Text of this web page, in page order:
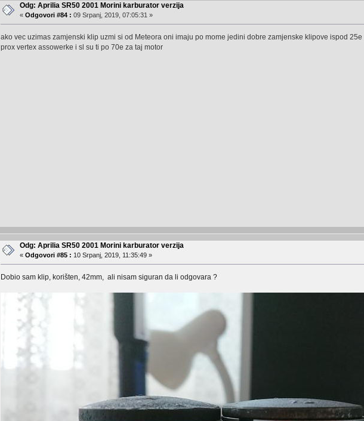
Odg: Aprilia SR50 2001 Morini karburator verzija
«Odgovori #84 : 09 Srpanj, 2019, 07:05:31 »
ako vec uzimas zamjenski klip uzmi si od Meteora oni imaju po mome jedini dobre zamjenske klipove ispod 25e
prox vertex assowerke i sl su ti po 70e za taj motor
Odg: Aprilia SR50 2001 Morini karburator verzija
«Odgovori #85 : 10 Srpanj, 2019, 11:35:49 »
Dobio sam klip, korišten, 42mm, ali nisam siguran da li odgovara ?